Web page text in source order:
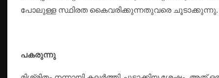
പോലുള്ള സ്ഥിരത കൈവരിക്കുന്നതുവരെ ചൂടാക്കുന്നു.
പകരുന്നു